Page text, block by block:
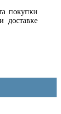
покупки
доставке